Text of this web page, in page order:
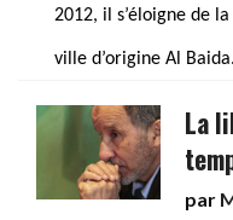
2012, il s’éloigne de
ville d’origine Al Baida.
La
par